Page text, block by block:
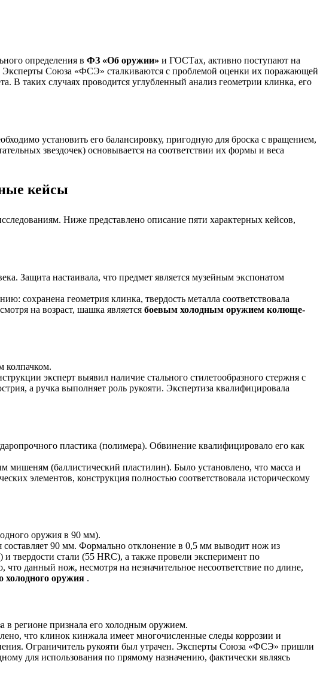
определения в ФЗ «Об оружии» и ГОСТах, активно поступают на
Союза «ФСЭ» сталкиваются с проблемой оценки их поражающей
В таких случаях проводится углубленный анализ геометрии клинка, его
установить его балансировку, пригодную для броска с вращением,
звездочек) основывается на соответствии их формы и веса
кейсы
Ниже представлено описание пяти характерных кейсов,
Защита настаивала, что предмет является музейным экспонатом
сохранена геометрия клинка, твердость металла соответствовала
на возраст, шашка является боевым холодным оружием колюще-
колпачком.
эксперт выявил наличие стального стилетообразного стержня с
а ручка выполняет роль рукояти. Экспертиза квалифицировала
пластика (полимера). Обвинение квалифицировало его как
мишеням (баллистический пластилин). Было установлено, что масса и
элементов, конструкция полностью соответствовала историческому
оружия в 90 мм).
90 мм. Формально отклонение в 0,5 мм выводит нож из
стали (55 HRC), а также провели эксперимент по
данный нож, несмотря на незначительное несоответствие по длине,
холодного оружия .
в регионе признала его холодным оружием.
что клинок кинжала имеет многочисленные следы коррозии и
Ограничитель рукояти был утрачен. Эксперты Союза «ФСЭ» пришли
для использования по прямому назначению, фактически являясь